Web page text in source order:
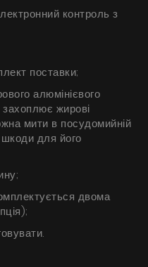
контроль з
поставки;
алюмінієвого
жирові
мити в посудомийній
шкоди для його
двома